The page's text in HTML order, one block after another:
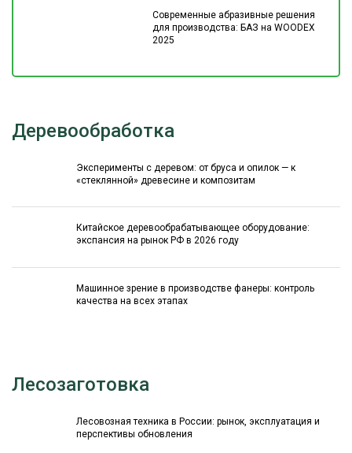
Современные абразивные решения
для производства: БАЗ на WOODEX
2025
Деревообработка
Эксперименты с деревом: от бруса и опилок — к
«стеклянной» древесине и композитам
Китайское деревообрабатывающее оборудование:
экспансия на рынок РФ в 2026 году
Машинное зрение в производстве фанеры: контроль
качества на всех этапах
Лесозаготовка
Лесовозная техника в России: рынок, эксплуатация и
перспективы обновления